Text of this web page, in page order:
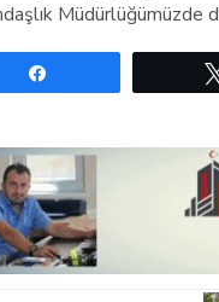
Müdürlüğümüzde